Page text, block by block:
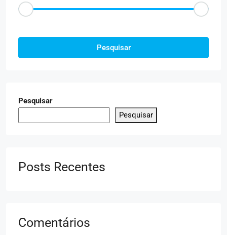
Pesquisar
Pesquisar
Pesquisar
Posts Recentes
Comentários